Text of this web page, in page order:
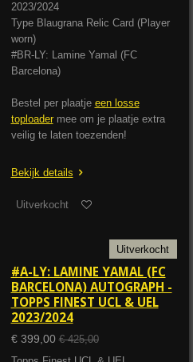
2023/2024
Type Blaugrana Relic Card (Player
worn)
#BR-LY: Lamine Yamal (FC
Barcelona)
Bestel per plaatje een losse
toploadermee om je plaatje extra
veilig te laten toezenden!
Bekijk details
Uitverkocht
Uitverkocht
#A-LY: LAMINE YAMAL (FC
BARCELONA) AUTOGRAPH -
TOPPS FINEST UCL & UEL
2023/2024
€ 399,00 € 425,00